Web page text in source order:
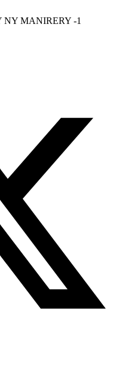
NY MANIRERY -1